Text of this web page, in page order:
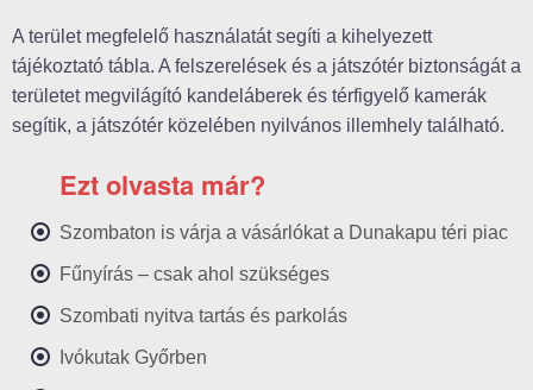
A terület megfelelő használatát segíti a kihelyezett
tájékoztató tábla. A felszerelések és a játszótér biztonságát a
területet megvilágító kandeláberek és térfigyelő kamerák
segítik, a játszótér közelében nyilvános illemhely található.
Ezt olvasta már?
Szombaton is várja a vásárlókat a Dunakapu téri piac
Fűnyírás – csak ahol szükséges
Szombati nyitva tartás és parkolás
Ivókutak Győrben